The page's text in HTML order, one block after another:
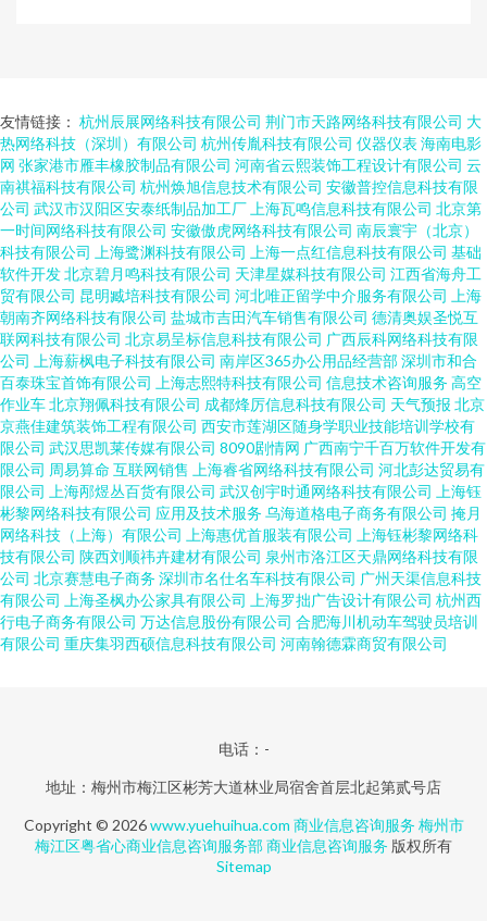
友情链接： 杭州辰展网络科技有限公司 荆门市天路网络科技有限公司 大
热网络科技（深圳）有限公司 杭州传胤科技有限公司 仪器仪表海南电影
网 张家港市雁丰橡胶制品有限公司 河南省云熙装饰工程设计有限公司 云
南祺福科技有限公司 杭州焕旭信息技术有限公司 安徽普控信息科技有限
公司 武汉市汉阳区安泰纸制品加工厂 上海瓦鸣信息科技有限公司 北京第
一时间网络科技有限公司 安徽傲虎网络科技有限公司 南辰寰宇（北京）
科技有限公司
上海鹭渊科技有限公司 上海一点红信息科技有限公司 基础
软件开发北京碧月鸣科技有限公司 天津星媒科技有限公司 江西省海舟工
贸有限公司 昆明臧培科技有限公司 河北唯正留学中介服务有限公司
上海
朝南齐网络科技有限公司 盐城市吉田汽车销售有限公司 德清奥娱圣悦互
联网科技有限公司 北京易呈标信息科技有限公司 广西辰科网络科技有限
公司
上海薪枫电子科技有限公司 南岸区365办公用品经营部深圳市和合
百泰珠宝首饰有限公司
上海志熙特科技有限公司 信息技术咨询服务 高空
作业车北京翔佩科技有限公司 成都烽厉信息科技有限公司 天气预报 北京
京燕佳建筑装饰工程有限公司 西安市莲湖区随身学职业技能培训学校有
限公司 武汉思凯莱传媒有限公司 8090剧情网 广西南宁千百万软件开发有
限公司 周易算命互联网销售 上海睿省网络科技有限公司 河北彭达贸易有
限公司
上海邴煜丛百货有限公司 武汉创宇时通网络科技有限公司
上海钰
彬黎网络科技有限公司 应用及技术服务 乌海道格电子商务有限公司 掩月
网络科技（上海）有限公司
上海惠优首服装有限公司
上海钰彬黎网络科
技有限公司 陕西刘顺祎卉建材有限公司 泉州市洛江区天鼎网络科技有限
公司 北京赛慧电子商务 深圳市名仕名车科技有限公司 广州天渠信息科技
有限公司
上海圣枫办公家具有限公司 上海罗拙广告设计有限公司 杭州西
行电子商务有限公司 万达信息股份有限公司 合肥海川机动车驾驶员培训
有限公司 重庆集羽西硕信息科技有限公司 河南翰德霖商贸有限公司
电话：-
地址：梅州市梅江区彬芳大道林业局宿舍首层北起第贰号店
Copyright © 2026www.yuehuihua.com 商业信息咨询服务 梅州市
梅江区粤省心商业信息咨询服务部商业信息咨询服务 版权所有
Sitemap